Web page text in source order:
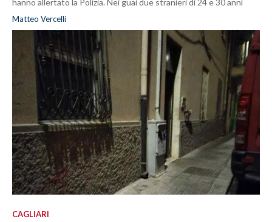
Matteo Vercelli
CAGLIARI